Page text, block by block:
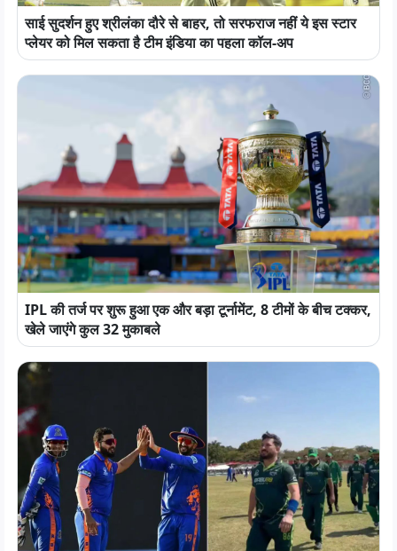
साई सुदर्शन हुए श्रीलंका दौरे से बाहर, तो सरफराज नहीं ये इस स्टार
प्लेयर को मिल सकता है टीम इंडिया का पहला कॉल-अप
IPL की तर्ज पर शुरू हुआ एक और बड़ा टूर्नामेंट, 8 टीमों के बीच टक्कर,
खेले जाएंगे कुल 32 मुकाबले